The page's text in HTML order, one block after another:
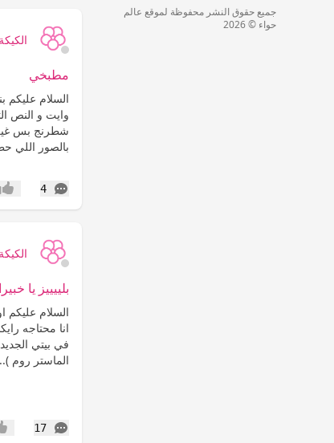
جميع حقوق النشر محفوظة لموقع عالم
حواء © 2026
الكيكة
مطبخي
السلام عليكم
وايت و النص
شطرنج بس
بالصور اللي
4
التعليقات
الكيكة
بلييييز يا
السلام
انا محتاجه
في بيتي
الماستر روم
17
التعليقات